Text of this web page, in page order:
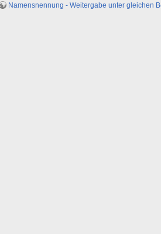
Namensnennung - Weitergabe unter gleichen